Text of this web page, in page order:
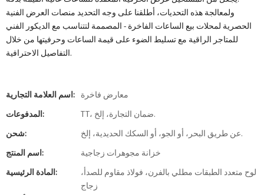
ولمعالجة هذه التحديات، أطلقنا على وجه التحديد منصات العرض الفنية
الحصرية لمحلات بيع الساعات الفاخرة - المصممة لتتناسب مع الديكور الفني
للمتاجر الراقية مع تسليط الضوء على قيمة الساعات وحرفيتها من خلال
التفاصيل الاحترافية.
اسم العلامة التجارية: معارض فاخرة
المدفوعات: TT، ضمان التجارة، إلخ.
شحن: عن طريق البحر، أو الجو، أو السكك الحديدية، إلخ.
اسم المنتج: خزانة مجوهرات زجاجية
المادة الرئيسية:
لوح متعدد الطبقات مطلي بالفرن، فولاذ مقاوم للصدأ،
زجاج